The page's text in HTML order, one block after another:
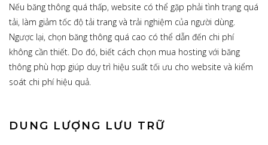
Nếu băng thông quá thấp, website có thể gặp phải tình trạng quá
tải, làm giảm tốc độ tải trang và trải nghiệm của người dùng.
Ngược lại, chọn băng thông quá cao có thể dẫn đến chi phí
không cần thiết. Do đó, biết cách chọn mua hosting với băng
thông phù hợp giúp duy trì hiệu suất tối ưu cho website và kiểm
soát chi phí hiệu quả.
DUNG LƯỢNG LƯU TRỮ